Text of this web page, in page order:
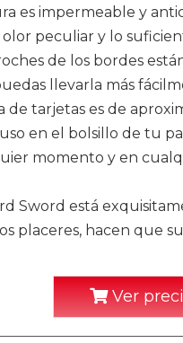
es impermeable y
peculiar y lo
de los bordes
llevarla más
tarjetas es de
en el bolsillo de tu
momento y en
Sword está
placeres, hacen que
Ver